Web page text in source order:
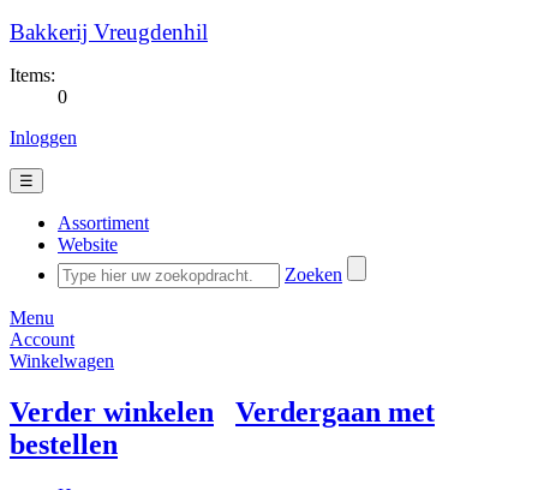
Bakkerij Vreugdenhil
Items:
0
Inloggen
☰
Assortiment
Website
Zoeken
Menu
Account
Winkelwagen
Verder winkelen
Verdergaan met
bestellen